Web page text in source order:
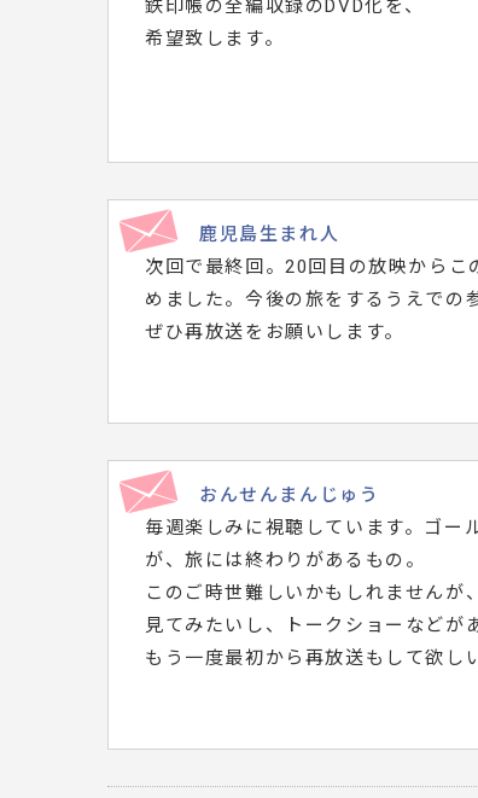
鉄印帳の全編収録のDVD化を、
希望致します。
鹿児島生まれ人
次回で最終回。20回目の放映からこ
めました。今後の旅をするうえでの
ぜひ再放送をお願いします。
おんせんまんじゅう
毎週楽しみに視聴しています。ゴー
が、旅には終わりがあるもの。
このご時世難しいかもしれませんが
見てみたいし、トークショーなどが
もう一度最初から再放送もして欲し